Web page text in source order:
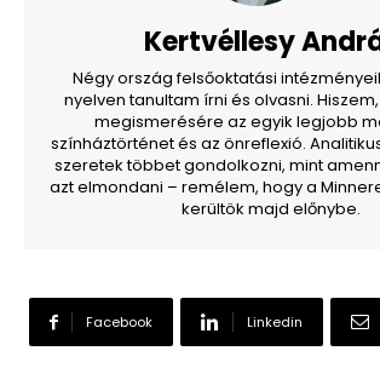
Kertvéllesy
Négy ország felsőoktatási
nyelven tanultam írni és olvasni.
megismerésére az egyik legjobb
színháztörténet és az önreflexió.
szeretek többet gondolkozni, mint
azt elmondani – remélem, hogy a
kerültök majd előnybe.
Facebook Linkedin